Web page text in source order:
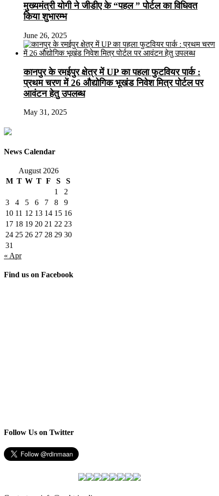
मुख्यमंत्री योगी ने जीडीए के “पहल ” पोर्टल का विधिवत
किया शुभारम्भ
June 26, 2025
कानपुर के रमईपुर क्षेत्र में UP का पहला फुटवियर पार्क :
प्रथम चरण में 26 औद्योगिक भूखंड निवेश मित्र पोर्टल पर
आवंटन हेतु उपलब्ध
May 31, 2025
News Calendar
August 2026
M T W T F S
S
1
2
3
4 5 6 7 8
9
10 11 12 13 14 15 16
17 18 19 20 21 22 23
24 25 26 27 28 29 30
31
« Apr
Find us on Facebook
Follow Us on Twitter